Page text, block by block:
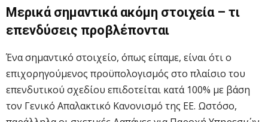
Μερικά σημαντικά ακόμη στοιχεία – τι
επενδύσεις προβλέπονται
Ένα σημαντικό στοιχείο, όπως είπαμε, είναι ότι ο
επιχορηγούμενος προϋπολογισμός στο πλαίσιο του
επενδυτικού σχεδίου επιδοτείται κατά 100% με βάση
τον Γενικό Απαλακτικό Κανονισμό της ΕΕ. Ωστόσο,